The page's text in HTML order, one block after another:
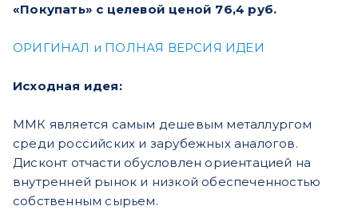
«Покупать» с целевой ценой 76,4 руб.
ОРИГИНАЛ и ПОЛНАЯ ВЕРСИЯ ИДЕИ
Исходная идея:
ММК является самым дешевым металлургом
среди российских и зарубежных аналогов.
Дисконт отчасти обусловлен ориентацией на
внутренней рынок и низкой обеспеченностью
собственным сырьем.